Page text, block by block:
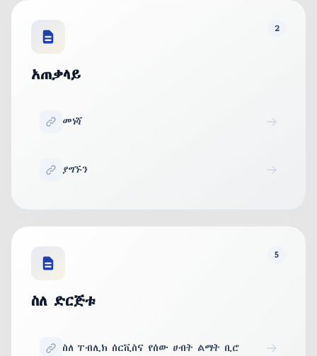
2
አጠቃላይ
መነሻ
ያግኙን
5
ስለ ድርጅቱ
ስለ ፐብሊክ ሰርቪስና የሰው ሀብት ልማት ቢሮ